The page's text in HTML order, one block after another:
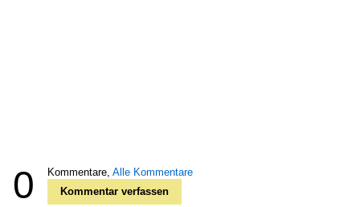
0 Kommentare, Alle Kommentare
Kommentar verfassen